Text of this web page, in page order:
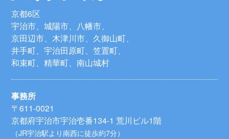
京都6区
宇治市、城陽市、八幡市、
京田辺市、木津川市、久御山町、
井手町、宇治田原町、笠置町、
和束町、精華町、南山城村
事務所
〒611-0021
京都府宇治市宇治壱番134-1 荒川ビル1階
（JR宇治駅より南西に徒歩約7分）